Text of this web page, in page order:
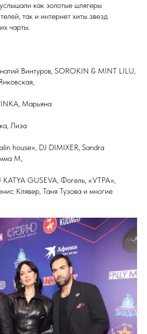
как золотые шлягеры
так и интернет хиты звезд
чарты.
Винтуров, SOROKIN & MINT LILU,
Марьяна
Лиза
house», DJ DIMIXER, Sandra
M,
KATYA GUSEVA, Фогель, «УТРА»,
Клявер, Таня Тузова и многие